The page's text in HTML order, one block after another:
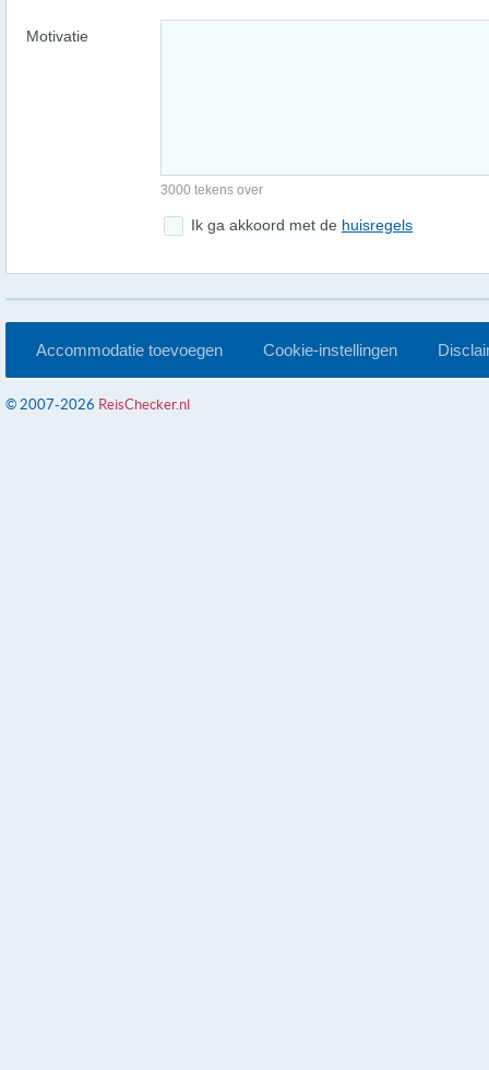
Motivatie
3000 tekens over
Ik ga akkoord met de huisregels
Accommodatie toevoegen Cookie-instellingen
© 2007-2026 ReisChecker.nl